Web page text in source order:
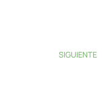
SIGUIENTE